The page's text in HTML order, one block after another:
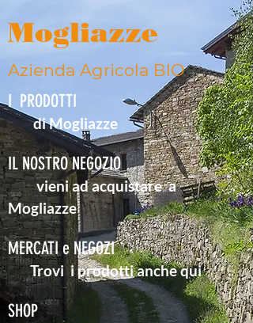
Mogliazze
Azienda Agricola BIO
I PRODOTTI
di Mogliazze
IL NOSTRO NEGOZIO
vieni ad acquistare a
Mogliazze
MERCATI e NEGOZI
Trovi i prodotti anche qui
SHOP